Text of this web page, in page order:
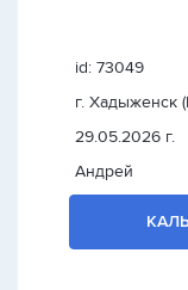
id: 73049
г. Хадыженск
29.05.2026 г.
Андрей